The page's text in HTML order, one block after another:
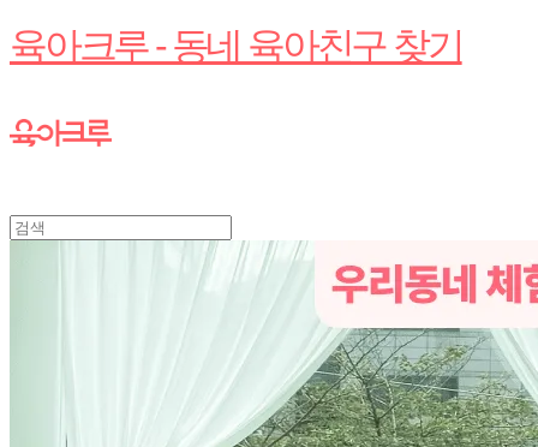
육아크루 - 동네 육아친구 찾기